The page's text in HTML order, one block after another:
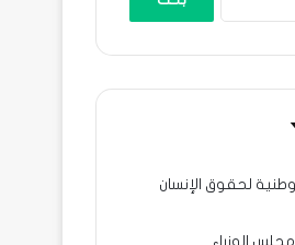
لحقوق الإنسان
الوزراء